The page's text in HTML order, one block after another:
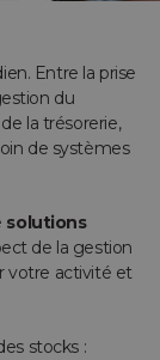
Entre la prise
du
la trésorerie,
de systèmes
solutions
de la gestion
votre activité et
stocks :